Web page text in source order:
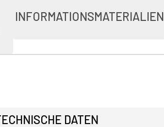
INFORMATIONSMATERIALIEN
DATEN